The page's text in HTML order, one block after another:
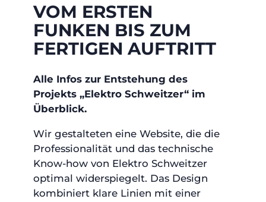
VOM ERSTEN
FUNKEN BIS ZUM
FERTIGEN AUFTRITT
Alle Infos zur Entstehung des
Projekts „Elektro Schweitzer“ im
Überblick.
Wir gestalteten eine Website, die die
Professionalität und das technische
Know-how von Elektro Schweitzer
optimal widerspiegelt. Das Design
kombiniert klare Linien mit einer